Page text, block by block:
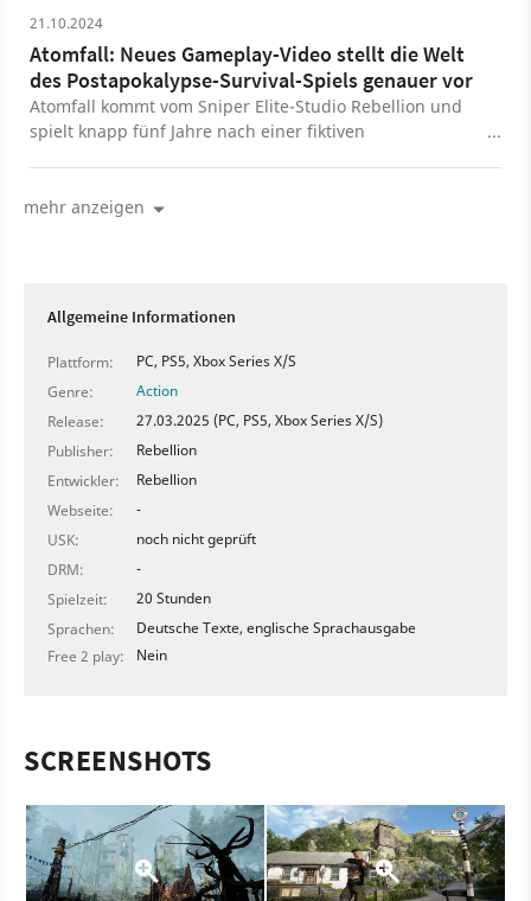
21.10.2024
Atomfall: Neues Gameplay-Video stellt die Welt
des Postapokalypse-Survival-Spiels genauer vor
Atomfall kommt vom Sniper Elite-Studio Rebellion und
spielt knapp fünf Jahre nach einer fiktiven
einem Bunker und müssen uns in der
vor und bringt euch den Gameplay-Mix näher. Atomfall
soll im Jahr 2025 für PS5, Xbox Series X/S, PS4, Xbox One
und PC erscheinen.
mehr anzeigen
Allgemeine Informationen
Plattform:
PC, PS5, Xbox Series X/S
Genre:
Action
Release:
27.03.2025 (PC, PS5, Xbox Series X/S)
Publisher:
Rebellion
Entwickler:
Rebellion
Webseite:
-
USK:
noch nicht geprüft
DRM:
-
Spielzeit:
20 Stunden
Sprachen:
Deutsche Texte, englische Sprachausgabe
Free 2 play:
Nein
SCREENSHOTS